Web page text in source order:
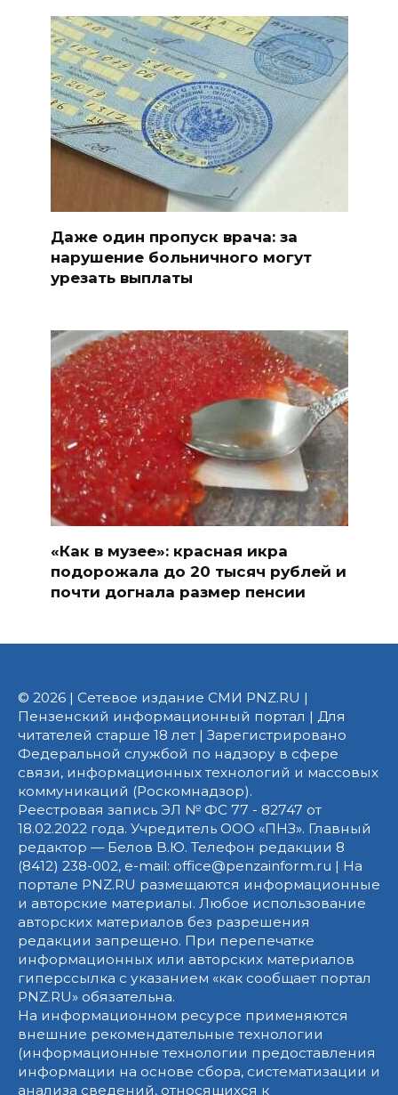
Даже один пропуск врача: за
нарушение больничного могут
урезать выплаты
«Как в музее»: красная икра
подорожала до 20 тысяч рублей и
почти догнала размер пенсии
© 2026 | Сетевое издание СМИ PNZ.RU |
Пензенский информационный портал | Для
читателей старше 18 лет | Зарегистрировано
Федеральной службой по надзору в сфере
связи, информационных технологий и массовых
коммуникаций (Роскомнадзор).
Реестровая запись ЭЛ № ФС 77 - 82747 от
18.02.2022 года. Учредитель ООО «ПНЗ». Главный
редактор — Белов В.Ю. Телефон редакции 8
(8412) 238-002, e-mail: office@penzainform.ru | На
портале PNZ.RU размещаются информационные
и авторские материалы. Любое использование
авторских материалов без разрешения
редакции запрещено. При перепечатке
информационных или авторских материалов
гиперссылка с указанием «как сообщает портал
PNZ.RU» обязательна.
На информационном ресурсе применяются
внешние рекомендательные технологии
(информационные технологии предоставления
информации на основе сбора, систематизации и
анализа сведений, относящихся к